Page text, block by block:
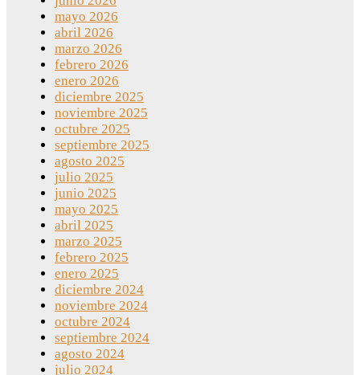
mayo 2026
abril 2026
marzo 2026
febrero 2026
enero 2026
diciembre 2025
noviembre 2025
octubre 2025
septiembre 2025
agosto 2025
julio 2025
junio 2025
mayo 2025
abril 2025
marzo 2025
febrero 2025
enero 2025
diciembre 2024
noviembre 2024
octubre 2024
septiembre 2024
agosto 2024
julio 2024